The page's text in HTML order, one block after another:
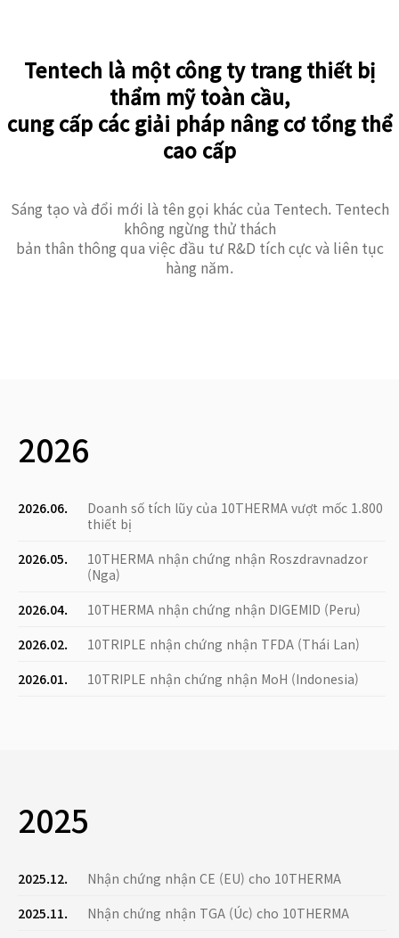
Tentech là một công ty trang thiết bị
thẩm mỹ toàn cầu,
cung cấp các giải pháp nâng cơ tổng thể
cao cấp
Sáng tạo và đổi mới là tên gọi khác của Tentech. Tentech
không ngừng thử thách
bản thân thông qua việc đầu tư R&D tích cực và liên tục
hàng năm.
2026
2026.06.
Doanh số tích lũy của 10THERMA vượt mốc 1.800
thiết bị
2026.05.
10THERMA nhận chứng nhận Roszdravnadzor
(Nga)
2026.04.
10THERMA nhận chứng nhận DIGEMID (Peru)
2026.02.
10TRIPLE nhận chứng nhận TFDA (Thái Lan)
2026.01.
10TRIPLE nhận chứng nhận MoH (Indonesia)
2025
2025.12.
Nhận chứng nhận CE (EU) cho 10THERMA
2025.11.
Nhận chứng nhận TGA (Úc) cho 10THERMA